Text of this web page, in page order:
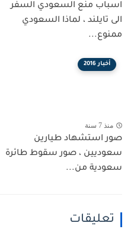
اسباب منع السعودي السفر
الى تايلند ، لماذا السعودي
ممنوع...
أخبار 2016
منذ 7 سنة
صور استشهاد طيارين
سعوديين ، صور سقوط طائرة
سعودية من...
تعليقات